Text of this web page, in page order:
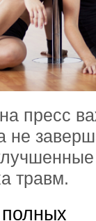
пресс
не
травм.